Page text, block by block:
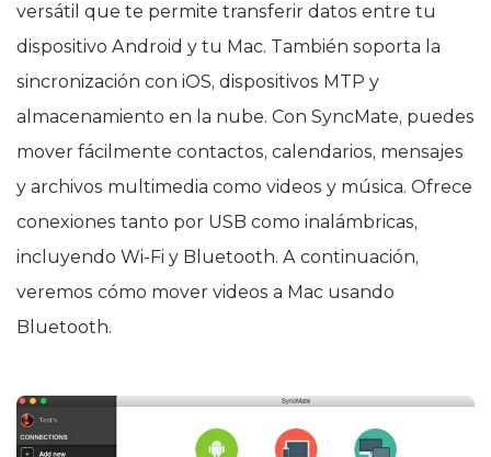
versátil que te permite transferir datos entre tu
dispositivo Android y tu Mac. También soporta la
sincronización con iOS, dispositivos MTP y
almacenamiento en la nube. Con SyncMate, puedes
mover fácilmente contactos, calendarios, mensajes
y archivos multimedia como videos y música. Ofrece
conexiones tanto por USB como inalámbricas,
incluyendo Wi-Fi y Bluetooth. A continuación,
veremos cómo mover videos a Mac usando
Bluetooth.